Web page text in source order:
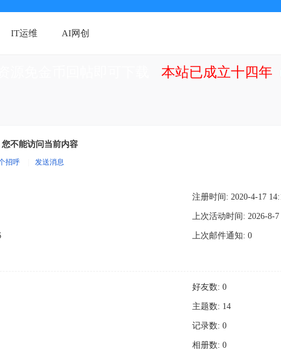
IT运维 AI网创
本站已成立十四年
不能访问当前内容
招呼
发送消息
注册时间: 2020-4-17
上次活动时间: 2026-8-7
上次邮件通知: 0
好友数: 0
主题数: 14
记录数: 0
相册数: 0